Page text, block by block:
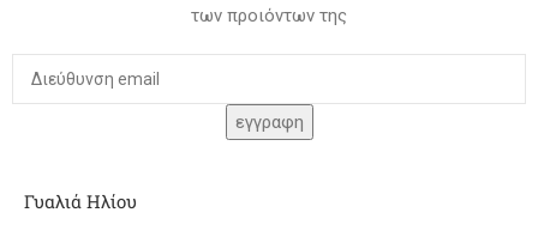
των προιόντων της
Γυαλιά Ηλίου